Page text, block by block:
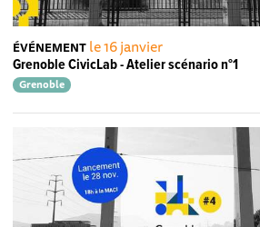
ÉVÉNEMENT le 16 janvier
Grenoble CivicLab - Atelier scénario n°1
Grenoble